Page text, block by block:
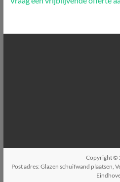
Copyright ©
Post adres: Glazen schuifwand plaatsen,